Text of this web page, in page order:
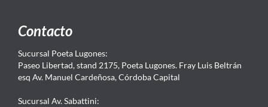
Contacto
Sucursal Poeta Lugones:
Paseo Libertad, stand 2175, Poeta Lugones. Fray Luis Beltrán
esq Av. Manuel Cardeñosa, Córdoba Capital
Sucursal Av. Sabattini: